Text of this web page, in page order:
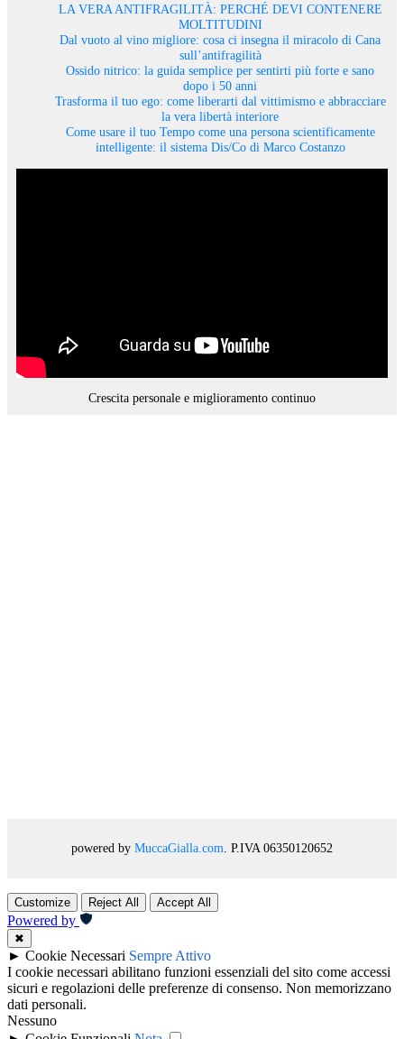
LA VERA ANTIFRAGILITÀ: PERCHÉ DEVI CONTENERE
MOLTITUDINI
Dal vuoto al vino migliore: cosa ci insegna il miracolo di Cana
sull’antifragilità
Ossido nitrico: la guida semplice per sentirti più forte e sano
dopo i 50 anni
Trasforma il tuo ego: come liberarti dal vittimismo e abbracciare
la vera libertà interiore
Come usare il tuo Tempo come una persona scientificamente
intelligente: il sistema Dis/Co di Marco Costanzo
Crescita personale e miglioramento continuo
powered by MuccaGialla.com. P.IVA 06350120652
Customize Reject All Accept All
Powered by
✖
► Cookie Necessari Sempre Attivo
I cookie necessari abilitano funzioni essenziali del sito come accessi
sicuri e regolazioni delle preferenze di consenso. Non memorizzano
dati personali.
Nessuno